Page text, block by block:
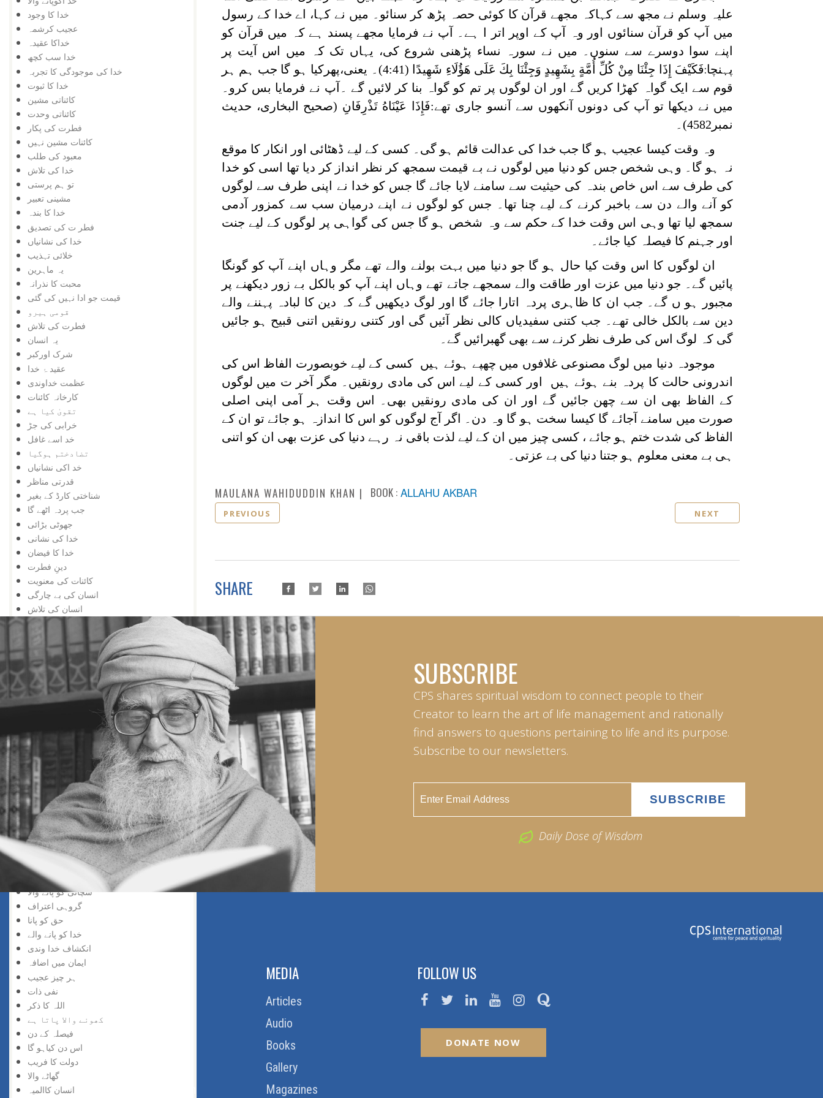
خدا کا وجود
عجیب کرشمہ
خداکا عقیدہ
خدا سب کچھ
خدا کی موجودگی کا تجربہ
خدا کا ثبوت
کائناتی مشین
کائناتی وحدت
فطرت کی پکار
کائنات مشین نہیں
معبود کی طلب
خدا کی تلاش
تو ہم پرستی
مشینی تعبیر
خدا کا بندہ
فطر ت کی تصدیق
خدا کی نشانیاں
خلائی تہذیب
یہ ماہرین
محبت کا نذرانہ
قیمت جو ادا نہیں کی گئی
قومی ہیرو
فطرت کی تلاش
یہ انسان
شرک اورکبر
عقید ۂ خدا
عظمت خداوندی
کارخانہ کائنات
تقویٰ کیا ہے
خرابی کی جڑ
خد اسے غافل
تضادختم ہوگیا
خد اکی نشانیاں
قدرتی مناظر
شناختی کارڈ کے بغیر
جب پردہ اٹھے گا
جھوٹی بڑائی
خدا کی نشانی
خدا کا فیضان
دینِ فطرت
کائنات کی معنویت
انسان کی بے چارگی
انسان کی تلاش
انسان کی کمائی
کچھ سے کچھ
محرومی
یہ بھی ممکن ہے
عجزکی تلافی
کائناتی نمونہ
ضمیر کے خلاف
خدا پر ستی
زندگی کا مسئلہ
زلزلہ درکار ہے
خدا کی یافت
معرفت
توحید اورشرک
سب کچھ عجیب ہے
خد اسے نسبت
حق کی پہچان
پانے والا
دریافت کی لذت
سچائی کو پانے والا
گروہی اعتراف
حق کو پانا
خدا کو پانے والے
انکشاف خدا وندی
ایمان میں اضافہ
ہر چیز عجیب
نفی ذات
اللہ کا ذکر
کھونے والا پاتا ہے
فیصلہ کے دن
اس دن کیاہو گا
دولت کا فریب
گھاٹے والا
انسان کاالمیہ
علیہ وسلم نے مجھ سے کہاکہ مجھے قرآن کا کوئی حصہ پڑھ کر سنائو۔ میں نے کہا، اے خدا کے رسول
میں آپ کو قرآن سنائوں اور وہ آپ کے اوپر اتر ا ہے۔ آپ نے فرمایا مجھے پسند ہے کہ میں قرآن کو
اپنے سوا دوسرے سے سنوں۔ میں نے سورہ نساء پڑھنی شروع کی، یہاں تک کہ میں اس آیت پر
پہنچا:فَكَيْفَ إِذَا جِئْنَا مِنْ كُلِّ أُمَّةٍ بِشَهِيدٍ وَجِئْنَا بِكَ عَلَى هَؤُلَاءِ شَهِيدًا
(4:41)۔ یعنی،پھرکیا ہو گا جب ہم ہر
قوم سے ایک گواہ کھڑا کریں گے اور ان لوگوں پر تم کو گواہ بنا کر لائیں گے ۔آپ نے فرمایا بس کرو۔
میں نے دیکھا تو آپ کی دونوں آنکھوں سے آنسو جاری تھے:فَإِذَا عَيْنَاهُ تَذْرِفَانِ (صحیح البخاری، حدیث
نمبر4582)۔
وہ وقت کیسا عجیب ہو گا جب خدا کی عدالت قائم ہو گی۔ کسی کے لیے ڈھٹائی اور انکار کا موقع
نہ ہو گا۔ وہی شخص جس کو دنیا میں لوگوں نے بے قیمت سمجھ کر نظر انداز کر دیا تھا اسی کو خدا
کی طرف سے اس خاص بندہ کی حیثیت سے سامنے لایا جائے گا جس کو خدا نے اپنی طرف سے لوگوں
کو آنے والے دن سے باخبر کرنے کے لیے چنا تھا۔ جس کو لوگوں نے اپنے درمیان سب سے کمزور آدمی
سمجھ لیا تھا وہی اس وقت خدا کے حکم سے وہ شخص ہو گا جس کی گواہی پر لوگوں کے لیے جنت
اور جہنم کا فیصلہ کیا جائے۔
ان لوگوں کا اس وقت کیا حال ہو گا جو دنیا میں بہت بولنے والے تھے مگر وہاں اپنے آپ کو گونگا
پائیں گے۔ جو دنیا میں عزت اور طاقت والے سمجھے جاتے تھے وہاں اپنے آپ کو بالکل بے زور دیکھنے پر
مجبور ہو ں گے۔ جب ان کا ظاہری پردہ اتارا جائے گا اور لوگ دیکھیں گے کہ دین کا لبادہ پہننے والے
دین سے بالکل خالی تھے۔ جب کتنی سفیدیاں کالی نظر آئیں گی اور کتنی رونقیں اتنی قبیح ہو جائیں
گی کہ لوگ اس کی طرف نظر کرنے سے بھی گھبرائیں گے۔
موجودہ دنیا میں لوگ مصنوعی غلافوں میں چھپے ہوئے ہیں کسی کے لیے خوبصورت الفاظ اس کی
اندرونی حالت کا پردہ بنے ہوئے ہیں اور کسی کے لیے اس کی مادی رونقیں۔ مگر آخر ت میں لوگوں
کے الفاظ بھی ان سے چھن جائیں گے اور ان کی مادی رونقیں بھی۔ اس وقت ہر آمی اپنی اصلی
صورت میں سامنے آجائے گا کیسا سخت ہو گا وہ دن۔ اگر آج لوگوں کو اس کا اندازہ ہو جائے تو ان کے
الفاظ کی شدت ختم ہو جائے ، کسی چیز میں ان کے لیے لذت باقی نہ رہے دنیا کی عزت بھی ان کو اتنی
ہی بے معنی معلوم ہو جتنا دنیا کی بے عزتی۔
MAULANA WAHIDUDDIN KHAN BOOK : ALLAHU AKBAR
PREVIOUS NEXT
SHARE
SUBSCRIBE
CPS shares spiritual wisdom to connect people to their
Creator to learn the art of life management and rationally
find answers to questions pertaining to life and its purpose.
Subscribe to our newsletters.
Daily Dose of Wisdom
MEDIA
Articles
Audio
Books
Gallery
Magazines
FOLLOW US
DONATE NOW